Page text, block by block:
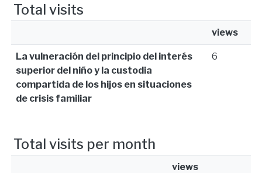
Total visits
views
La vulneración del principio del interés
superior del niño y la custodia
compartida de los hijos en situaciones
de crisis familiar
6
Total visits per month
views